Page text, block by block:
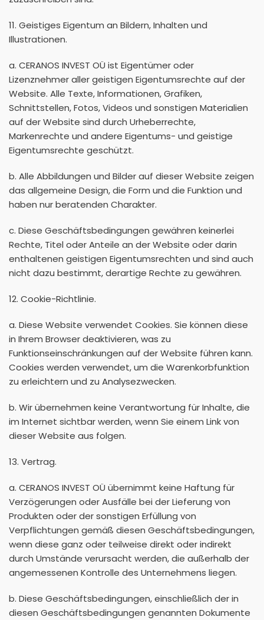
11. Geistiges Eigentum an Bildern, Inhalten und
Illustrationen.
a. CERANOS INVEST OÜ ist Eigentümer oder
Lizenznehmer aller geistigen Eigentumsrechte auf der
Website. Alle Texte, Informationen, Grafiken,
Schnittstellen, Fotos, Videos und sonstigen Materialien
auf der Website sind durch Urheberrechte,
Markenrechte und andere Eigentums- und geistige
Eigentumsrechte geschützt.
b. Alle Abbildungen und Bilder auf dieser Website zeigen
das allgemeine Design, die Form und die Funktion und
haben nur beratenden Charakter.
c. Diese Geschäftsbedingungen gewähren keinerlei
Rechte, Titel oder Anteile an der Website oder darin
enthaltenen geistigen Eigentumsrechten und sind auch
nicht dazu bestimmt, derartige Rechte zu gewähren.
12. Cookie-Richtlinie.
a. Diese Website verwendet Cookies. Sie können diese
in Ihrem Browser deaktivieren, was zu
Funktionseinschränkungen auf der Website führen kann.
Cookies werden verwendet, um die Warenkorbfunktion
zu erleichtern und zu Analysezwecken.
b. Wir übernehmen keine Verantwortung für Inhalte, die
im Internet sichtbar werden, wenn Sie einem Link von
dieser Website aus folgen.
13. Vertrag.
a. CERANOS INVEST OÜ übernimmt keine Haftung für
Verzögerungen oder Ausfälle bei der Lieferung von
Produkten oder der sonstigen Erfüllung von
Verpflichtungen gemäß diesen Geschäftsbedingungen,
wenn diese ganz oder teilweise direkt oder indirekt
durch Umstände verursacht werden, die außerhalb der
angemessenen Kontrolle des Unternehmens liegen.
b. Diese Geschäftsbedingungen, einschließlich der in
diesen Geschäftsbedingungen genannten Dokumente